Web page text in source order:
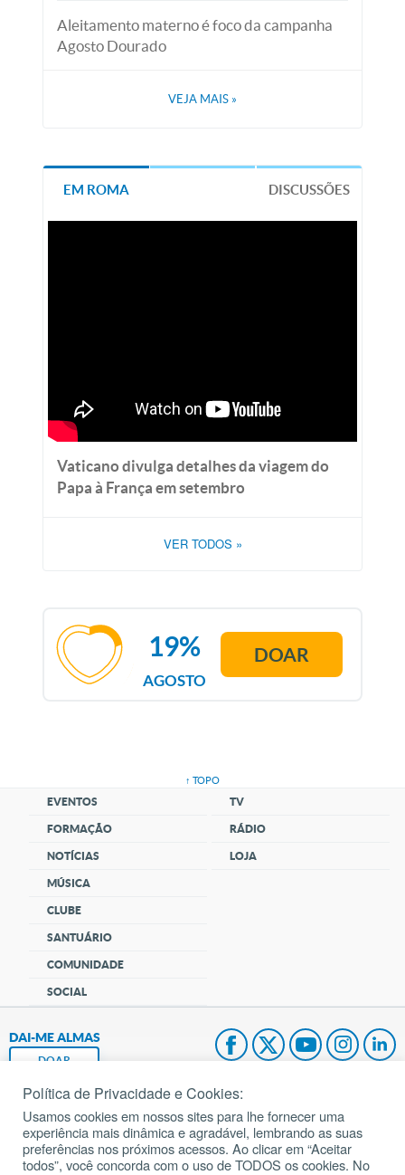
Aleitamento materno é foco da campanha
Agosto Dourado
VEJA MAIS »
EM ROMA DISCUSSÕES
Vaticano divulga detalhes da viagem do
Papa à França em setembro
VER TODOS »
AGOSTO
19% DOAR
↑ TOPO
EVENTOS
FORMAÇÃO
NOTÍCIAS
MÚSICA
CLUBE
SANTUÁRIO
COMUNIDADE
SOCIAL
TV
RÁDIO
LOJA
DAI-ME ALMAS
DOAR
Fundação João Paulo II
Pedido de Oração
Política de Privacidade e Cookies:
Usamos cookies em nossos sites para lhe fornecer uma
experiência mais dinâmica e agradável, lembrando as suas
preferências nos próximos acessos. Ao clicar em “Aceitar
todos”, você concorda com o uso de TODOS os cookies. No